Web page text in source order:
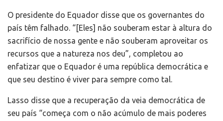
O presidente do Equador disse que os governantes do
país têm falhado. “[Eles] não souberam estar à altura do
sacrifício de nossa gente e não souberam aproveitar os
recursos que a natureza nos deu”, completou ao
enfatizar que o Equador é uma república democrática e
que seu destino é viver para sempre como tal.
Lasso disse que a recuperação da veia democrática de
seu país “começa com o não acúmulo de mais poderes